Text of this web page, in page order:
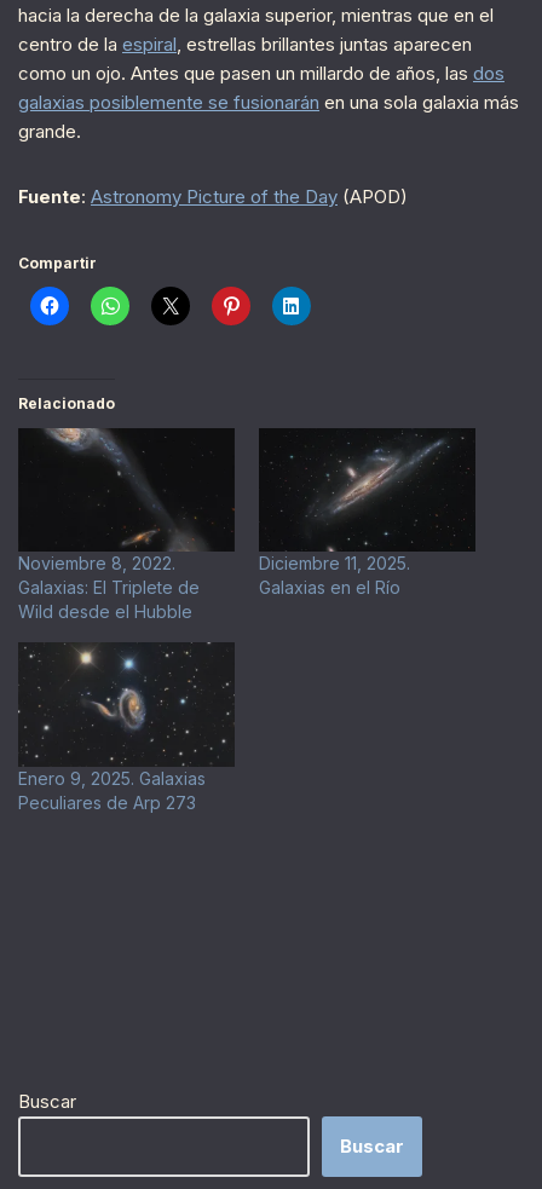
hacia la derecha de la galaxia superior, mientras que en el
centro de la espiral, estrellas brillantes juntas aparecen
como un ojo. Antes que pasen un millardo de años, las dos
galaxias posiblemente se fusionarán en una sola galaxia más
grande.
Fuente: Astronomy Picture of the Day (APOD)
Compartir
Relacionado
Noviembre 8, 2022.
Galaxias: El Triplete de
Wild desde el Hubble
Diciembre 11, 2025.
Galaxias en el Río
Enero 9, 2025. Galaxias
Peculiares de Arp 273
Buscar
Buscar